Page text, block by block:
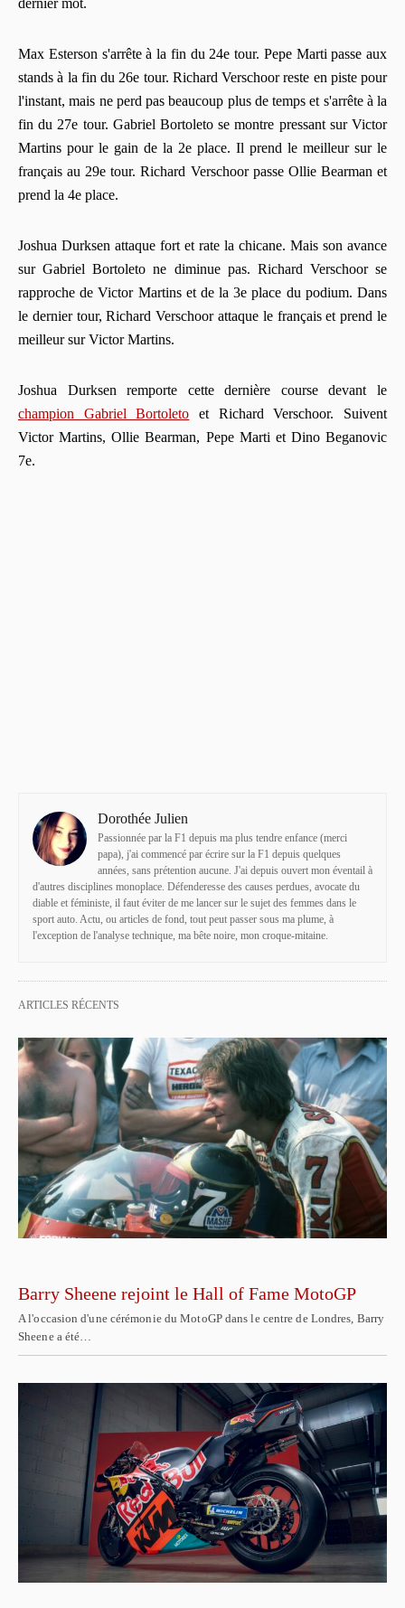
Max Esterson s'arrête à la fin du 24e tour. Pepe Marti passe aux
stands à la fin du 26e tour. Richard Verschoor reste en piste pour
l'instant, mais ne perd pas beaucoup plus de temps et s'arrête à la
fin du 27e tour. Gabriel Bortoleto se montre pressant sur Victor
Martins pour le gain de la 2e place. Il prend le meilleur sur le
français au 29e tour. Richard Verschoor passe Ollie Bearman et
prend la 4e place.
Joshua Durksen attaque fort et rate la chicane. Mais son avance
sur Gabriel Bortoleto ne diminue pas. Richard Verschoor se
rapproche de Victor Martins et de la 3e place du podium. Dans
le dernier tour, Richard Verschoor attaque le français et prend le
meilleur sur Victor Martins.
Joshua Durksen remporte cette dernière course devant le
champion Gabriel Bortoleto et Richard Verschoor. Suivent
Victor Martins, Ollie Bearman, Pepe Marti et Dino Beganovic
7e.
Dorothée Julien
Passionnée par la F1 depuis ma plus tendre enfance (merci
papa), j'ai commencé par écrire sur la F1 depuis quelques
années, sans prétention aucune. J'ai depuis ouvert mon éventail à
d'autres disciplines monoplace. Défenderesse des causes perdues, avocate du
diable et féministe, il faut éviter de me lancer sur le sujet des femmes dans le
sport auto. Actu, ou articles de fond, tout peut passer sous ma plume, à
l'exception de l'analyse technique, ma bête noire, mon croque-mitaine.
ARTICLES RÉCENTS
Barry Sheene rejoint le Hall of Fame MotoGP
A l'occasion d'une cérémonie du MotoGP dans le centre de Londres, Barry
Sheene a été…